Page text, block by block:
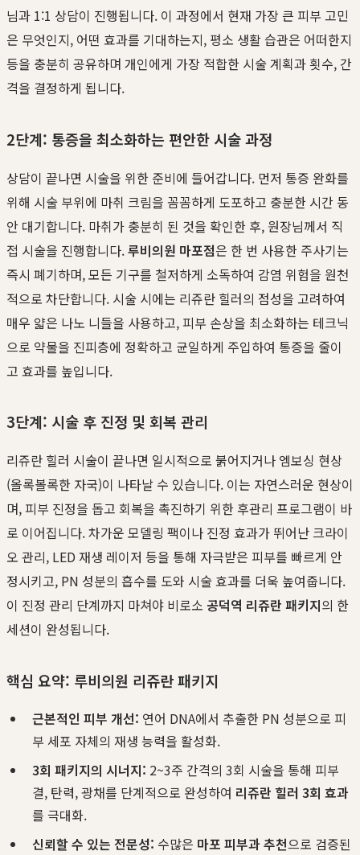
님과 1:1 상담이 진행됩니다. 이 과정에서 현재 가장 큰 피부 고민
은 무엇인지, 어떤 효과를 기대하는지, 평소 생활 습관은 어떠한지
등을 충분히 공유하며 개인에게 가장 적합한 시술 계획과 횟수, 간
격을 결정하게 됩니다.
2단계: 통증을 최소화하는 편안한 시술 과정
상담이 끝나면 시술을 위한 준비에 들어갑니다. 먼저 통증 완화를
위해 시술 부위에 마취 크림을 꼼꼼하게 도포하고 충분한 시간 동
안 대기합니다. 마취가 충분히 된 것을 확인한 후, 원장님께서 직
접 시술을 진행합니다.루비의원 마포점은 한 번 사용한 주사기는
즉시 폐기하며, 모든 기구를 철저하게 소독하여 감염 위험을 원천
적으로 차단합니다. 시술 시에는 리쥬란 힐러의 점성을 고려하여
매우 얇은 나노 니들을 사용하고, 피부 손상을 최소화하는 테크닉
으로 약물을 진피층에 정확하고 균일하게 주입하여 통증을 줄이
고 효과를 높입니다.
3단계: 시술 후 진정 및 회복 관리
리쥬란 힐러 시술이 끝나면 일시적으로 붉어지거나 엠보싱 현상
(올록볼록한 자국)이 나타날 수 있습니다. 이는 자연스러운 현상이
며, 피부 진정을 돕고 회복을 촉진하기 위한 후관리 프로그램이 바
로 이어집니다. 차가운 모델링 팩이나 진정 효과가 뛰어난 크라이
오 관리, LED 재생 레이저 등을 통해 자극받은 피부를 빠르게 안
정시키고, PN 성분의 흡수를 도와 시술 효과를 더욱 높여줍니다.
이 진정 관리 단계까지 마쳐야 비로소 공덕역 리쥬란 패키지의 한
세션이 완성됩니다.
핵심 요약: 루비의원 리쥬란 패키지
근본적인 피부 개선: 연어 DNA에서 추출한 PN 성분으로 피
부 세포 자체의 재생 능력을 활성화.
3회 패키지의 시너지: 2~3주 간격의 3회 시술을 통해 피부
결, 탄력, 광채를 단계적으로 완성하여 리쥬란 힐러 3회 효과
를 극대화.
신뢰할 수 있는 전문성: 수많은 마포 피부과 추천으로 검증된